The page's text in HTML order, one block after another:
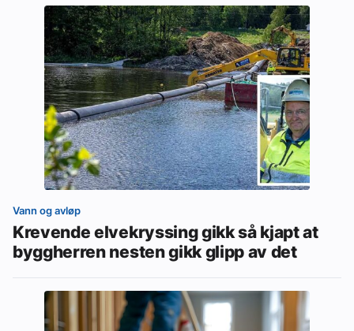
Vann og avløp
Krevende elvekryssing gikk så kjapt at
byggherren nesten gikk glipp av det